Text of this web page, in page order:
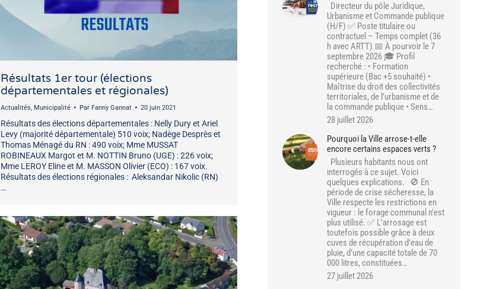
Résultats 1er tour (élections
départementales et régionales)
Actualités, Municipalité Par Fanny Gannat 20 juin 2021
Résultats des élections départementales : Nelly Dury et Ariel
Levy (majorité départementale) 510 voix; Nadège Desprès et
Thomas Ménagé du RN : 490 voix; Mme MUSSAT
ROBINEAUX Margot et M. NOTTIN Bruno (UGE) : 226 voix;
Mme LEROY Eline et M. MASSON Olivier (ECO) : 167 voix.
Résultats des élections régionales : Aleksandar Nikolic (RN)
…
Directeur du pôle Juridique,
Urbanisme et Commande publique
(H/F) ✅ Poste titulaire ou
contractuel – Temps complet (36
h avec ARTT) 📅 À pourvoir le 7
septembre 2026 🎓 Profil
recherché : • Formation
supérieure (Bac +5 souhaité) •
Maîtrise du droit des collectivités
territoriales, de l’urbanisme et de
la commande publique • Sens…
28 juillet 2026
Pourquoi la Ville arrose-t-elle
encore certains espaces verts ?
Plusieurs habitants nous ont
interrogés à ce sujet. Voici
quelques explications. 🚫 En
période de crise sécheresse, la
Ville respecte les restrictions en
vigueur : le forage communal n’est
plus utilisé. ✅ L’arrosage est
toutefois possible grâce à deux
cuves de récupération d’eau de
pluie, d’une capacité totale de 70
000 litres, constituées…
27 juillet 2026